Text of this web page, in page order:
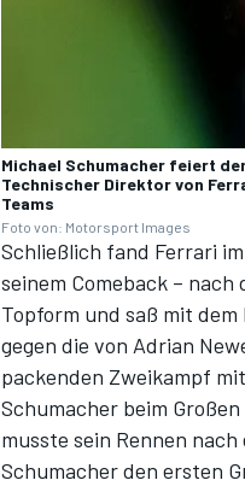
Michael Schumacher feiert
Technischer Direktor von
Teams
Foto von: Motorsport Images
Schließlich fand Ferrari
seinem Comeback –
Topform und saß mit
gegen die von Adrian
packenden Zweikampf
Schumacher beim
musste sein Rennen nach
Schumacher den ersten